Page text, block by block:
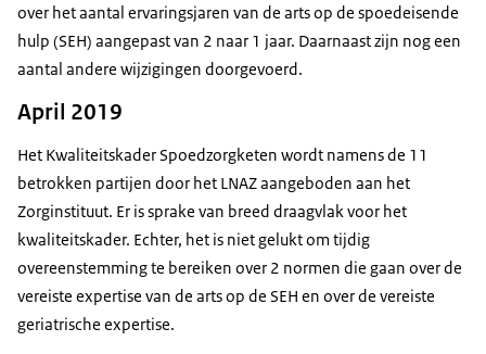
over het aantal ervaringsjaren van de arts op de spoedeisende
hulp (SEH) aangepast van 2 naar 1 jaar. Daarnaast zijn nog een
aantal andere wijzigingen doorgevoerd.
April 2019
Het Kwaliteitskader Spoedzorgketen wordt namens de 11
betrokken partijen door het LNAZ aangeboden aan het
Zorginstituut. Er is sprake van breed draagvlak voor het
kwaliteitskader. Echter, het is niet gelukt om tijdig
overeenstemming te bereiken over 2 normen die gaan over de
vereiste expertise van de arts op de SEH en over de vereiste
geriatrische expertise.